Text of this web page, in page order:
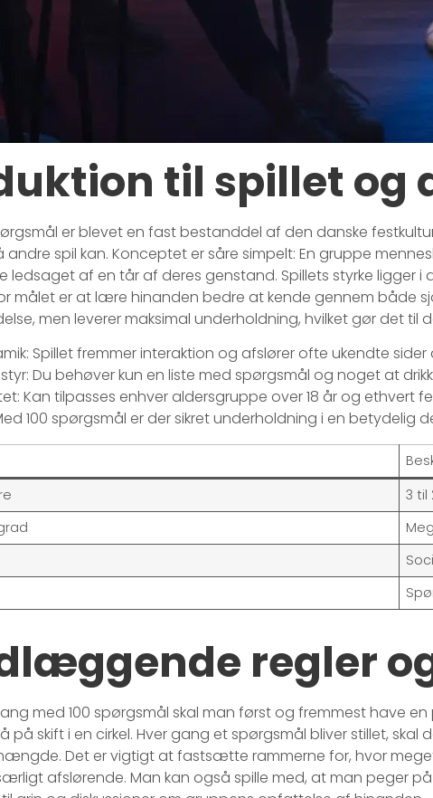
til spillet og
er blevet en fast bestanddel af den danske
spil kan. Konceptet er såre simpelt: En gruppe
ledsaget af en tår af deres genstand. Spillets styrke ligger
målet er at lære hinanden bedre at kende gennem både
men leverer maksimal underholdning, hvilket gør det
Spillet fremmer interaktion og afslører ofte ukendte
Du behøver kun en liste med spørgsmål og noget at
Kan tilpasses enhver aldersgruppe over 18 år og ethvert
100 spørgsmål er der sikret underholdning i en betydelig
3 til
regler
med 100 spørgsmål skal man først og fremmest have
på skift i en cirkel. Hver gang et spørgsmål bliver stillet,
Det er vigtigt at fastsætte rammerne for, hvor meget
afslørende. Man kan også spille med, at man peger